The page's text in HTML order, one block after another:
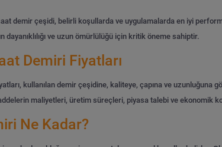
demir çeşidi, belirli koşullarda ve uygulamalarda en iyi
dayanıklılığı ve uzun ömürlülüğü için kritik öneme sahiptir.
Demiri Fiyatları
kullanılan demir çeşidine, kaliteye, çapına ve
maliyetleri, üretim süreçleri, piyasa talebi ve ekonomik
Ne Kadar?